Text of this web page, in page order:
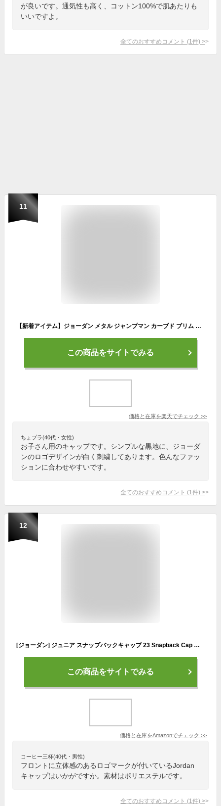
が良いです。通気性も高く、コットン100%で肌あたりも
いいですよ。
全てのおすすめコメント (1 件) >
11
【新着アイテム】ジョーダン メタル ジャンプマン カーブド ブリム キャップ ジュニアキャップウェア スカート＆ドレス Nike Sportswear キッズ アウトドア
この商品をサイトでみる
価格と在庫を楽天でチェック >>
ちょプラ(40代・女性)
お子さん用のキャップです。シンプルな黒地に、ジョーダ
ンのロゴデザインが白く刺繍してあります。色んなファッ
ションに合わせやすいです。
全てのおすすめコメント (1 件) >
12
[ジョーダン] ジュニア スナップバックキャップ 23 Snapback Cap キッズ 帽子 (黒) [並行輸入品]
この商品をサイトでみる
価格と在庫をAmazonでチェック >>
コーヒー三杯(40代・男性)
フロントに立体感のあるロゴマークが付いているJordan
キャップはいかがですか。素材はポリエステルです。
全てのおすすめコメント (1 件) >